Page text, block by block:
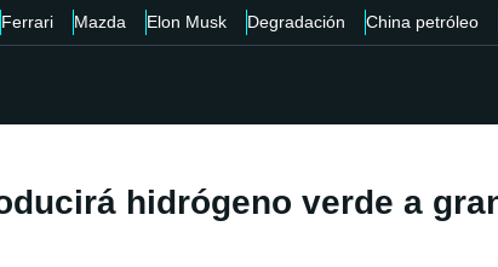
Ferrari Mazda Elon Musk Degradación China petróleo
hidrógeno verde a